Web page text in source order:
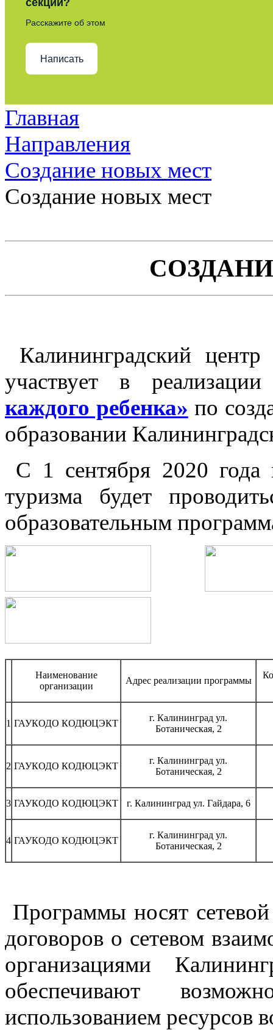
секции?
Расскажите об этом
Написать
Главная
Направления
Создание новых мест
Создание новых мест
Калининградский
участвует в
каждого ребенка» по
образовании
С 1 сентября 2020 года
туризма будет
образовательным
Наименование
организации
Адрес реализации программы
1 ГАУКОДО КОДЮЦЭКТ
г. Калининград ул.
Ботаническая, 2
2 ГАУКОДО КОДЮЦЭКТ
г. Калининград ул.
Ботаническая, 2
3 ГАУКОДО КОДЮЦЭКТ г. Калининград ул. Гайдара, 6
4 ГАУКОДО КОДЮЦЭКТ
г. Калининград ул.
Ботаническая, 2
Программы носят
договоров о сетевом
организациями
обеспечивают
использованием ресурсов